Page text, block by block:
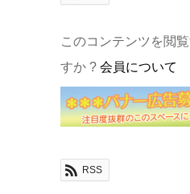
このコンテンツを閲
すか ? 会員について
RSS